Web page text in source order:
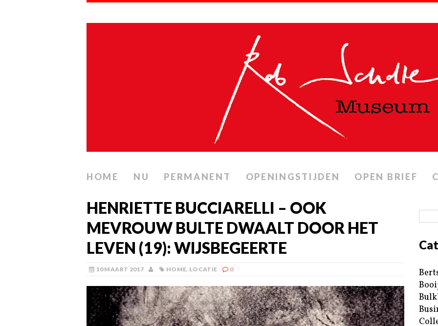
HOME NU PERMANENT OPENINGSTIJDEN OPEN BRIEF
HENRIETTE BUCCIARELLI – OOK
MEVROUW BULTE DWAALT DOOR HET
LEVEN (19): WIJSBEGEERTE
10 MAART 2017 HOME, LOCATIE 0